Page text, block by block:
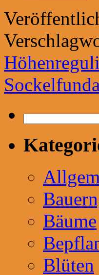
nach:
Bäume
Blüten